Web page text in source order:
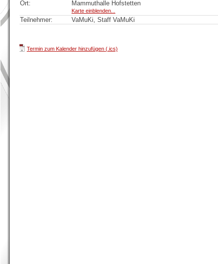
Ort:
Mammuthalle Hofstetten
Karte einblenden...
Teilnehmer: VaMuKi, Staff VaMuKi
Termin zum Kalender hinzufügen (.ics)